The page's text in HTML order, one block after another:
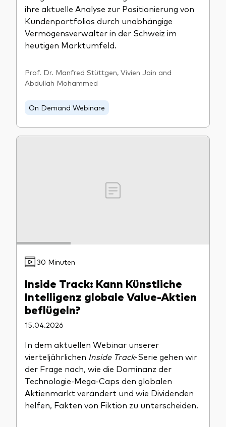
ihre aktuelle Analyse zur Positionierung von
Kundenportfolios durch unabhängige
Vermögensverwalter in der Schweiz im
heutigen Marktumfeld.
Prof. Dr. Manfred Stüttgen, Vivien Jain and
Abdullah Mohammed
On Demand Webinare
30 Minuten
Inside Track: Kann Künstliche
Intelligenz globale Value-Aktien
beflügeln?
15.04.2026
In dem aktuellen Webinar unserer
vierteljährlichen Inside Track-Serie gehen wir
der Frage nach, wie die Dominanz der
Technologie-Mega-Caps den globalen
Aktienmarkt verändert und wie Dividenden
helfen, Fakten von Fiktion zu unterscheiden.